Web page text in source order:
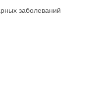
заболеваний